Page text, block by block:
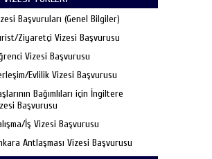
Başvuruları (Genel Bilgiler)
Ziyaretçi Vizesi Başvurusu
Vizesi Başvurusu
Evlilik Vizesi Başvurusu
Bağımlıları için İngiltere
Başvurusu
İş Vizesi Başvurusu
Antlaşması Vizesi Başvurusu